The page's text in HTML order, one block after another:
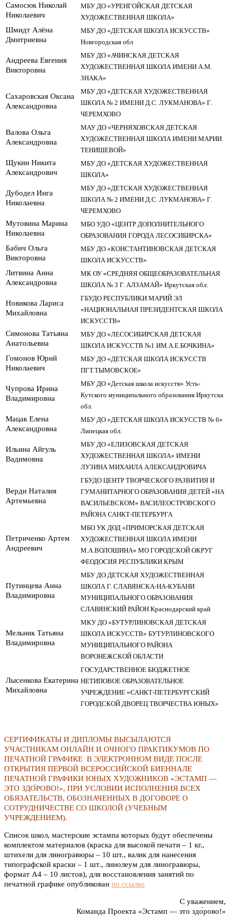
Самосюк Николай
Николаевич
МБУ ДО «УРЕНГОЙСКАЯ ДЕТСКАЯ
ХУДОЖЕСТВЕННАЯ ШКОЛА»
Шмидт Алёна
Дмитриевна
МБУ ДО «ДЕТСКАЯ ШКОЛА ИСКУССТВ»
Новгородская обл
Андреева Евгения
Викторовна
МБУ ДО «АЧИНСКАЯ ДЕТСКАЯ
ХУДОЖЕСТВЕННАЯ ШКОЛА ИМЕНИ А.М.
ЗНАКА»
Сахаровская Оксана
Александровна
МБУ ДО «ДЕТСКАЯ ХУДОЖЕСТВЕННАЯ
ШКОЛА № 2 ИМЕНИ Д.С. ЛУКМАНОВА» Г.
ЧЕРЕМХОВО
Валова Ольга
Александровна
МАУ ДО «ЧЕРНЯХОВСКАЯ ДЕТСКАЯ
ХУДОЖЕСТВЕННАЯ ШКОЛА ИМЕНИ МАРИИ
ТЕНИШЕВОЙ»
Щукин Никита
Александрович
МБУ ДО «ДЕТСКАЯ ХУДОЖЕСТВЕННАЯ
ШКОЛА»
Дубодел Инга
Николаевна
МБУ ДО «ДЕТСКАЯ ХУДОЖЕСТВЕННАЯ
ШКОЛА № 2 ИМЕНИ Д.С. ЛУКМАНОВА» Г.
ЧЕРЕМХОВО
Мутовина Марина
Николаевна
МБО УДО «ЦЕНТР ДОПОЛНИТЕЛЬНОГО
ОБРАЗОВАНИЯ ГОРОДА ЛЕСОСИБИРСКА»
Бабич Ольга
Викторовна
МБУ ДО «КОНСТАНТИНОВСКАЯ ДЕТСКАЯ
ШКОЛА ИСКУССТВ»
Литвина Анна
Александровна
МК ОУ «СРЕДНЯЯ ОБЩЕОБРАЗОВАТЕЛЬНАЯ
ШКОЛА № 3 Г. АЛЗАМАЙ» Иркутская обл.
Новикова Лариса
Михайловна
ГБУДО РЕСПУБЛИКИ МАРИЙ ЭЛ
«НАЦИОНАЛЬНАЯ ПРЕЗИДЕНТСКАЯ ШКОЛА
ИСКУССТВ»
Симонова Татьяна
Анатольевна
МБУ ДО «ЛЕСОСИБИРСКАЯ ДЕТСКАЯ
ШКОЛА ИСКУССТВ №1 ИМ.А.Е.БОЧКИНА»
Гомонов Юрий
Николаевич
МБУ ДО «ДЕТСКАЯ ШКОЛА ИСКУССТВ
ПГТ.ТЫМОВСКОЕ»
Чупрова Ирина
Владимировна
МБУ ДО «Детская школа искусств» Усть-
Кутского муниципального образования Иркутска
обл.
Мацак Елена
Александровна
МБУ ДО «ДЕТСКАЯ ШКОЛА ИСКУССТВ № 6»
Липецкая обл.
Ильина Айгуль
Вадимовна
МБУ ДО «ЕЛИЗОВСКАЯ ДЕТСКАЯ
ХУДОЖЕСТВЕННАЯ ШКОЛА» ИМЕНИ
ЛУЗИНА МИХАИЛА АЛЕКСАНДРОВИЧА
Верди Наталия
Артемьевна
ГБУДО ЦЕНТР ТВОРЧЕСКОГО РАЗВИТИЯ И
ГУМАНИТАРНОГО ОБРАЗОВАНИЯ ДЕТЕЙ «НА
ВАСИЛЬЕВСКОМ» ВАСИЛЕОСТРОВСКОГО
РАЙОНА САНКТ-ПЕТЕРБУРГА
Петриченко Артем
Андреевич
МБО УК ДОД «ПРИМОРСКАЯ ДЕТСКАЯ
ХУДОЖЕСТВЕННАЯ ШКОЛА ИМЕНИ
М.А.ВОЛОШИНА» МО ГОРОДСКОЙ ОКРУГ
ФЕОДОСИЯ РЕСПУБЛИКИ КРЫМ
Путинцева Анна
Владимировна
МБУ ДО ДЕТСКАЯ ХУДОЖЕСТВЕННАЯ
ШКОЛА Г. СЛАВЯНСКА-НА-КУБАНИ
МУНИЦИПАЛЬНОГО ОБРАЗОВАНИЯ
СЛАВЯНСКИЙ РАЙОН Краснодарский край
Мельник Татьяна
Владимировна
МКУ ДО «БУТУРЛИНОВСКАЯ ДЕТСКАЯ
ШКОЛА ИСКУССТВ» БУТУРЛИНОВСКОГО
МУНИЦИПАЛЬНОГО РАЙОНА
ВОРОНЕЖСКОЙ ОБЛАСТИ
Лысенкова Екатерина
Михайловна
ГОСУДАРСТВЕННОЕ БЮДЖЕТНОЕ
НЕТИПОВОЕ ОБРАЗОВАТЕЛЬНОЕ
УЧРЕЖДЕНИЕ «САНКТ-ПЕТЕРБУРГСКИЙ
ГОРОДСКОЙ ДВОРЕЦ ТВОРЧЕСТВА ЮНЫХ»
СЕРТИФИКАТЫ И ДИПЛОМЫ ВЫСЫЛАЮТСЯ
УЧАСТНИКАМ ОНЛАЙН И ОЧНОГО ПРАКТИКУМОВ ПО
ПЕЧАТНОЙ ГРАФИКЕ В ЭЛЕКТРОННОМ ВИДЕ ПОСЛЕ
ОТКРЫТИЯ ПЕРВОЙ ВСЕРОССИЙСКОЙ БИЕННАЛЕ
ПЕЧАТНОЙ ГРАФИКИ ЮНЫХ ХУДОЖНИКОВ «ЭСТАМП —
ЭТО ЗДО́РОВО!», ПРИ УСЛОВИИ ИСПОЛНЕНИЯ ВСЕХ
ОБЯЗАТЕЛЬСТВ, ОБОЗНАЧЕННЫХ В ДОГОВОРЕ О
СОТРУДНИЧЕСТВЕ СО ШКОЛОЙ (УЧЕБНЫМ
УЧРЕЖДЕНИЕМ).
Список школ, мастерские эстампа которых будут обеспечены
комплектом материалов (краска для высокой печати – 1 кг.,
штихели для линогравюры – 10 шт., валик для нанесения
типографской краски – 1 шт., линолеум для линогравюры,
формат А4 – 10 листов), для восстановления занятий по
печатной графике опубликован по ссылке
С уважением,
Команда Проекта «Эстамп — это здо́рово!»